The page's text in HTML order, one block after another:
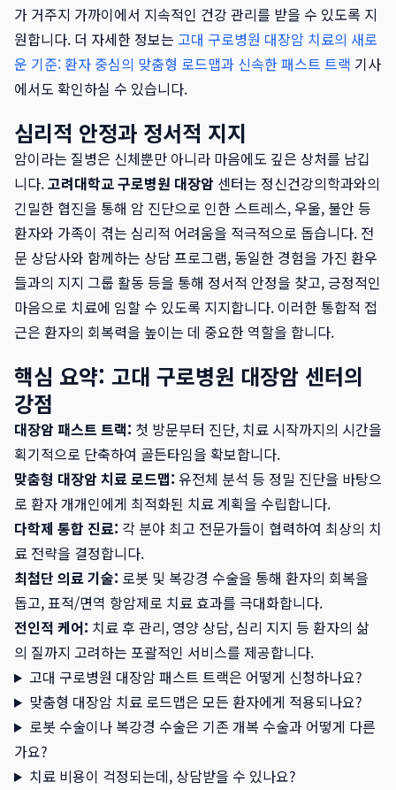
가 거주지 가까이에서 지속적인 건강 관리를 받을 수 있도록 지
원합니다. 더 자세한 정보는 고대 구로병원 대장암 치료의 새로
운 기준: 환자 중심의 맞춤형 로드맵과 신속한 패스트 트랙 기사
에서도 확인하실 수 있습니다.
심리적 안정과 정서적 지지
암이라는 질병은 신체뿐만 아니라 마음에도 깊은 상처를 남깁
니다.고려대학교 구로병원 대장암 센터는 정신건강의학과와의
긴밀한 협진을 통해 암 진단으로 인한 스트레스, 우울, 불안 등
환자와 가족이 겪는 심리적 어려움을 적극적으로 돕습니다. 전
문 상담사와 함께하는 상담 프로그램, 동일한 경험을 가진 환우
들과의 지지 그룹 활동 등을 통해 정서적 안정을 찾고, 긍정적인
마음으로 치료에 임할 수 있도록 지지합니다. 이러한 통합적 접
근은 환자의 회복력을 높이는 데 중요한 역할을 합니다.
핵심 요약: 고대 구로병원 대장암 센터의
강점
대장암 패스트 트랙: 첫 방문부터 진단, 치료 시작까지의 시간을
획기적으로 단축하여 골든타임을 확보합니다.
맞춤형 대장암 치료 로드맵: 유전체 분석 등 정밀 진단을 바탕으
로 환자 개개인에게 최적화된 치료 계획을 수립합니다.
다학제 통합 진료: 각 분야 최고 전문가들이 협력하여 최상의 치
료 전략을 결정합니다.
최첨단 의료 기술: 로봇 및 복강경 수술을 통해 환자의 회복을
돕고, 표적/면역 항암제로 치료 효과를 극대화합니다.
전인적 케어: 치료 후 관리, 영양 상담, 심리 지지 등 환자의 삶
의 질까지 고려하는 포괄적인 서비스를 제공합니다.
고대 구로병원 대장암 패스트 트랙은 어떻게 신청하나요?
맞춤형 대장암 치료 로드맵은 모든 환자에게 적용되나요?
로봇 수술이나 복강경 수술은 기존 개복 수술과 어떻게 다른
가요?
치료 비용이 걱정되는데, 상담받을 수 있나요?